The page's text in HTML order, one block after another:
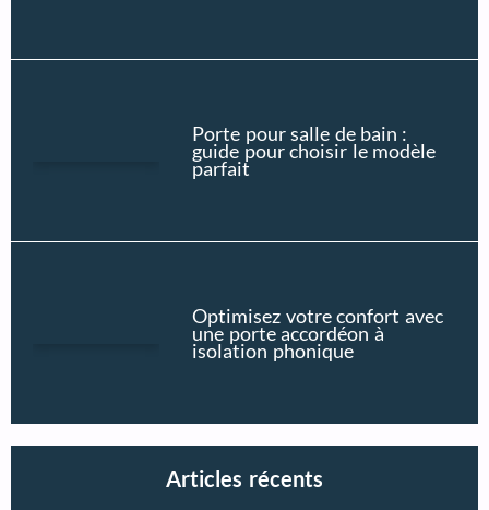
Porte pour salle de bain :
guide pour choisir le modèle
parfait
Optimisez votre confort avec
une porte accordéon à
isolation phonique
Articles récents